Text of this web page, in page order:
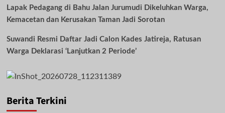
Lapak Pedagang di Bahu Jalan Jurumudi Dikeluhkan Warga,
Kemacetan dan Kerusakan Taman Jadi Sorotan
Suwandi Resmi Daftar Jadi Calon Kades Jatireja, Ratusan
Warga Deklarasi ‘Lanjutkan 2 Periode’
Berita Terkini